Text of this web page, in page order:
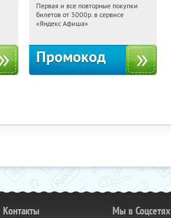
13:50:59 Получили:
Россия
Первая и все повторные покупки
билетов от 3000р. в сервисе
«Яндекс Афиша»
Промокод
Контакты Мы в Соцсетях